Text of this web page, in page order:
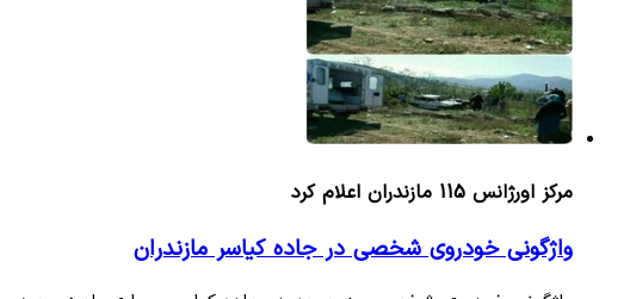
مرکز اورژانس 115 مازندران اعلام کرد
واژگونی خودروی شخصی در جاده کیاسر مازندران